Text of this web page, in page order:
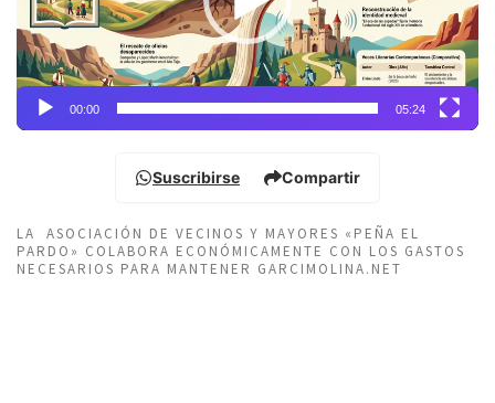
00:00 05:24
Suscribirse Compartir
LA ASOCIACIÓN DE VECINOS Y MAYORES «PEÑA EL
PARDO» COLABORA ECONÓMICAMENTE CON LOS GASTOS
NECESARIOS PARA MANTENER GARCIMOLINA.NET